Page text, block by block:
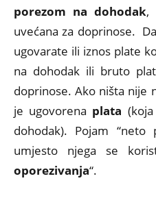
porezom na dohodak,
uvećana za doprinose.
ugovarate ili iznos plate
na dohodak ili bruto
doprinose. Ako ništa nije
je ugovorena plata
dohodak). Pojam
umjesto njega se
oporezivanja“.